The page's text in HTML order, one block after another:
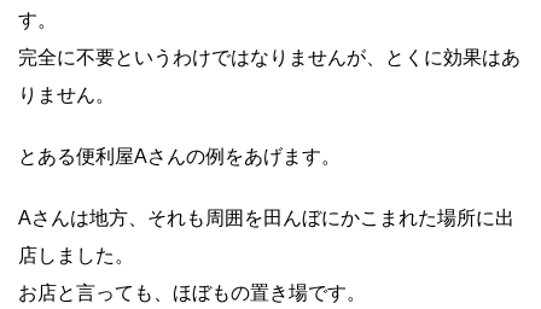
す。
完全に不要というわけではなりませんが、とくに効果はあ
りません。
とある便利屋Aさんの例をあげます。
Aさんは地方、それも周囲を田んぼにかこまれた場所に出
店しました。
お店と言っても、ほぼもの置き場です。